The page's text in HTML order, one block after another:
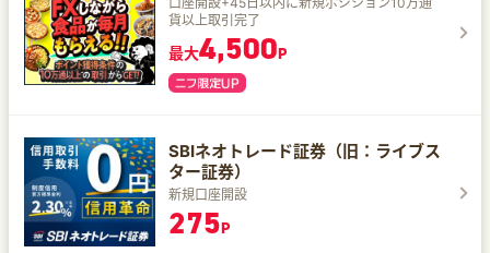
貨以上取引完了
最大4,500P
SBIネオトレード証券（旧：ライブス
ター証券）
新規口座開設
275P